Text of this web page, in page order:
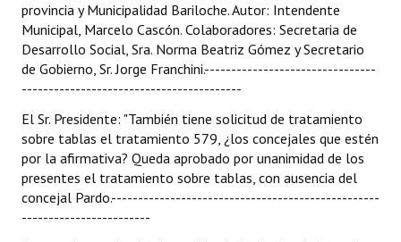
provincia y Municipalidad Bariloche. Autor: Intendente
Municipal, Marcelo Cascón. Colaboradores: Secretaria de
Desarrollo Social, Sra. Norma Beatriz Gómez y Secretario
de Gobierno, Sr. Jorge Franchini.--------------------------------
-----------------------------------------
El Sr. Presidente: "También tiene solicitud de tratamiento
sobre tablas el tratamiento 579, ¿los concejales que estén
por la afirmativa? Queda aprobado por unanimidad de los
presentes el tratamiento sobre tablas, con ausencia del
concejal Pardo.--------------------------------------------------
------------------------